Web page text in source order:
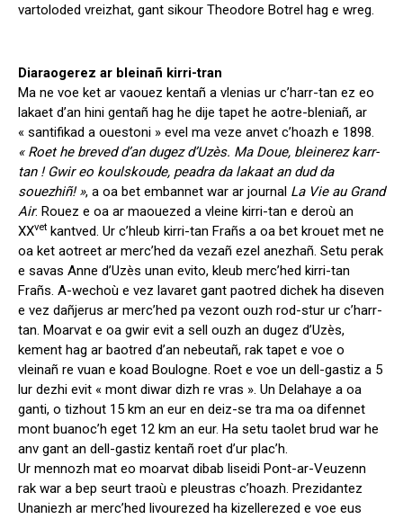
vartoloded vreizhat, gant sikour Theodore Botrel hag e wreg.
Diaraogerez ar bleinañ kirri-tran
Ma ne voe ket ar vaouez kentañ a vlenias ur c’harr-tan ez eo
lakaet d’an hini gentañ hag he dije tapet he aotre-bleniañ, ar
« santifikad a ouestoni » evel ma veze anvet c’hoazh e 1898.
« Roet he breved d’an dugez d’Uzès. Ma Doue, bleinerez karr-
tan ! Gwir eo koulskoude, peadra da lakaat an dud da
souezhiñ! », a oa bet embannet war ar journal La Vie au Grand
Air. Rouez e oa ar maouezed a vleine kirri-tan e deroù an
XXvet kantved. Ur c’hleub kirri-tan Frañs a oa bet krouet met ne
oa ket aotreet ar merc’hed da vezañ ezel anezhañ. Setu perak
e savas Anne d’Uzès unan evito, kleub merc’hed kirri-tan
Frañs. A-wechoù e vez lavaret gant paotred dichek ha diseven
e vez dañjerus ar merc’hed pa vezont ouzh rod-stur ur c’harr-
tan. Moarvat e oa gwir evit a sell ouzh an dugez d’Uzès,
kement hag ar baotred d’an nebeutañ, rak tapet e voe o
vleinañ re vuan e koad Boulogne. Roet e voe un dell-gastiz a 5
lur dezhi evit « mont diwar dizh re vras ». Un Delahaye a oa
ganti, o tizhout 15 km an eur en deiz-se tra ma oa difennet
mont buanoc’h eget 12 km an eur. Ha setu taolet brud war he
anv gant an dell-gastiz kentañ roet d’ur plac’h.
Ur mennozh mat eo moarvat dibab liseidi Pont-ar-Veuzenn
rak war a bep seurt traoù e pleustras c’hoazh. Prezidantez
Unaniezh ar merc’hed livourezed ha kizellerezed e voe eus